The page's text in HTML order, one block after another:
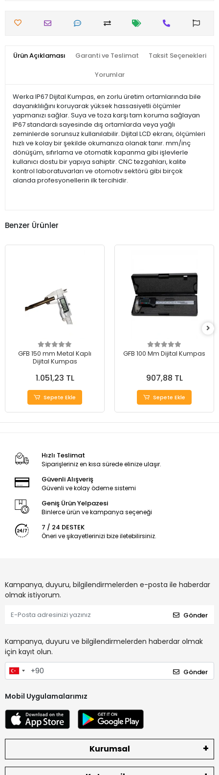
Ürün Açıklaması Garanti ve Teslimat Taksit Seçenekleri
Yorumlar
Werka IP67 Dijital Kumpas, en zorlu üretim ortamlarında bile
dayanıklılığını koruyarak yüksek hassasiyetli ölçümler
yapmanızı sağlar. Suya ve toza karşı tam koruma sağlayan
IP67 standardı sayesinde dış ortamlarda veya yağlı
zeminlerde sorunsuz kullanılabilir. Dijital LCD ekranı, ölçümleri
hızlı ve kolay bir şekilde okumanıza olanak tanır. mm/inç
dönüşüm, sıfırlama ve otomatik kapanma gibi işlevlerle
kullanıcı dostu bir yapıya sahiptir. CNC tezgahları, kalite
kontrol laboratuvarları ve otomotiv sektörü gibi birçok
alanda profesyonellerin ilk tercihidir.
Benzer Ürünler
GFB 150 mm Metal Kaplı
Dijital Kumpas
1.051,23 TL
Sepete Ekle
GFB 100 Mm Dijital Kumpas
907,88 TL
Sepete Ekle
Hızlı Teslimat
Siparişleriniz en kısa sürede elinize ulaşır.
Güvenli Alışveriş
Güvenli ve kolay ödeme sistemi
Geniş Ürün Yelpazesi
Binlerce ürün ve kampanya seçeneği
7 / 24 DESTEK
Öneri ve şikayetlerinizi bize iletebilirsiniz.
Kampanya, duyuru, bilgilendirmelerden e-posta ile haberdar
olmak istiyorum.
Gönder
Kampanya, duyuru ve bilgilendirmelerden haberdar olmak
için kayıt olun.
Gönder
Mobil Uygulamalarımız
Kurumsal